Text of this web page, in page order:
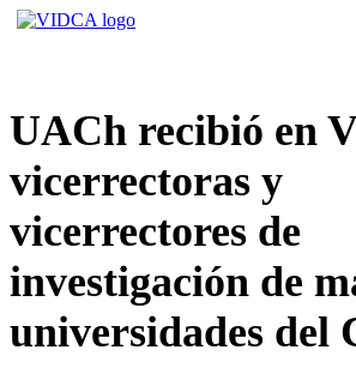
Saltar
UACh recibió en
vicerrectoras y
vicerrectores de
investigación de
universidades del